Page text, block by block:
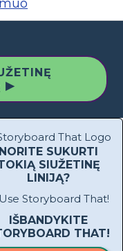
▶
NORITE SUKURTI
SIUŽETINĘ
LINIJĄ?
IŠBANDYKITE
THAT!